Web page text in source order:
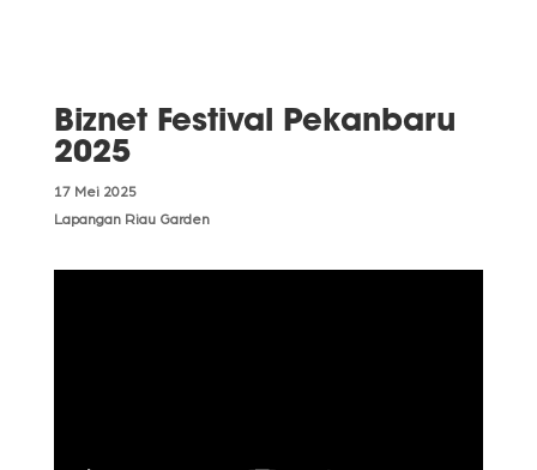
Biznet Festival Pekanbaru
2025
17 Mei 2025
Lapangan Riau Garden